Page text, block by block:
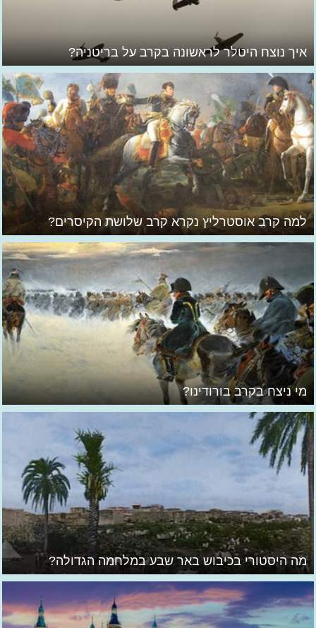
איך נוצח היטלר לראשונה בקרב על בריטניה?
למה קרב אוסטרליץ נקרא קרב שלושת הקיסרים?
מי ניצח בקרב בורודינו?
מה היסטורי בכיבוש באר שבע במלחמה הגדולה?